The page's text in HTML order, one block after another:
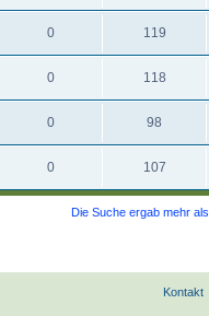
0 119
0 118
0 98
0 107
Die Suche ergab mehr
Kontakt